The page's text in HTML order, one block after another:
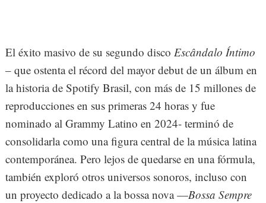
El éxito masivo de su segundo disco Escândalo Íntimo
– que ostenta el récord del mayor debut de un álbum en
la historia de Spotify Brasil, con más de 15 millones de
reproducciones en sus primeras 24 horas y fue
nominado al Grammy Latino en 2024- terminó de
consolidarla como una figura central de la música latina
contemporánea. Pero lejos de quedarse en una fórmula,
también exploró otros universos sonoros, incluso con
un proyecto dedicado a la bossa nova —Bossa Sempre